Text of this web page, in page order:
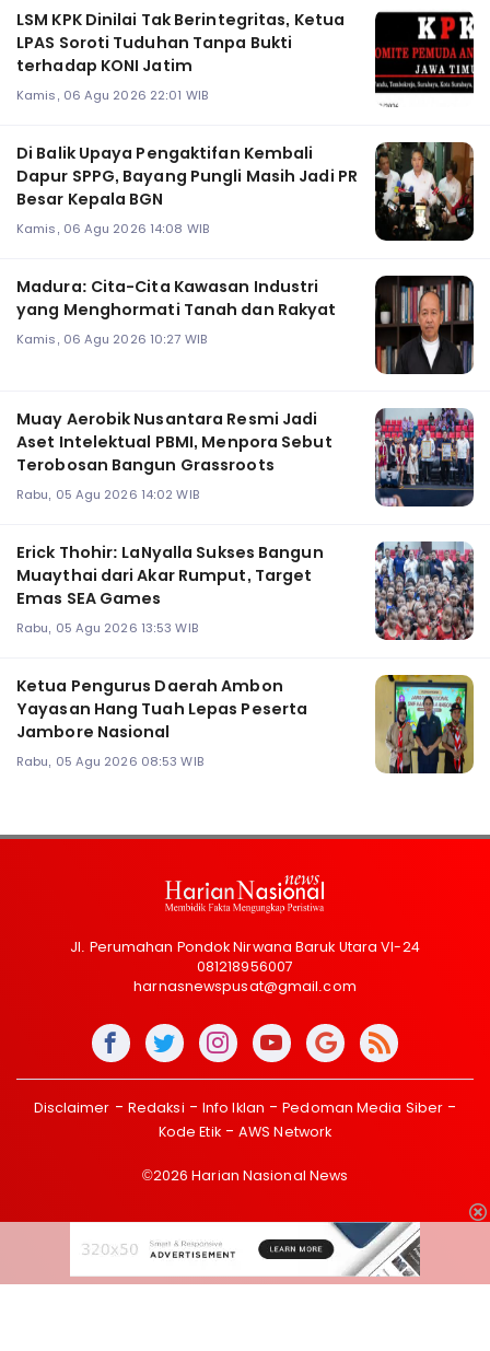
LSM KPK Dinilai Tak Berintegritas, Ketua
LPAS Soroti Tuduhan Tanpa Bukti
terhadap KONI Jatim
Kamis, 06 Agu 2026 22:01 WIB
Di Balik Upaya Pengaktifan Kembali
Dapur SPPG, Bayang Pungli Masih Jadi PR
Besar Kepala BGN
Kamis, 06 Agu 2026 14:08 WIB
Madura: Cita-Cita Kawasan Industri
yang Menghormati Tanah dan Rakyat
Kamis, 06 Agu 2026 10:27 WIB
Muay Aerobik Nusantara Resmi Jadi
Aset Intelektual PBMI, Menpora Sebut
Terobosan Bangun Grassroots
Rabu, 05 Agu 2026 14:02 WIB
Erick Thohir: LaNyalla Sukses Bangun
Muaythai dari Akar Rumput, Target
Emas SEA Games
Rabu, 05 Agu 2026 13:53 WIB
Ketua Pengurus Daerah Ambon
Yayasan Hang Tuah Lepas Peserta
Jambore Nasional
Rabu, 05 Agu 2026 08:53 WIB
Jl. Perumahan Pondok Nirwana Baruk Utara VI-24
081218956007
harnasnewspusat@gmail.com
Disclaimer Redaksi Info Iklan
Pedoman Media Siber
Kode Etik
AWS Network
©2026 Harian Nasional News